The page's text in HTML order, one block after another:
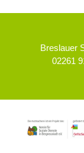
Breslauer
02261